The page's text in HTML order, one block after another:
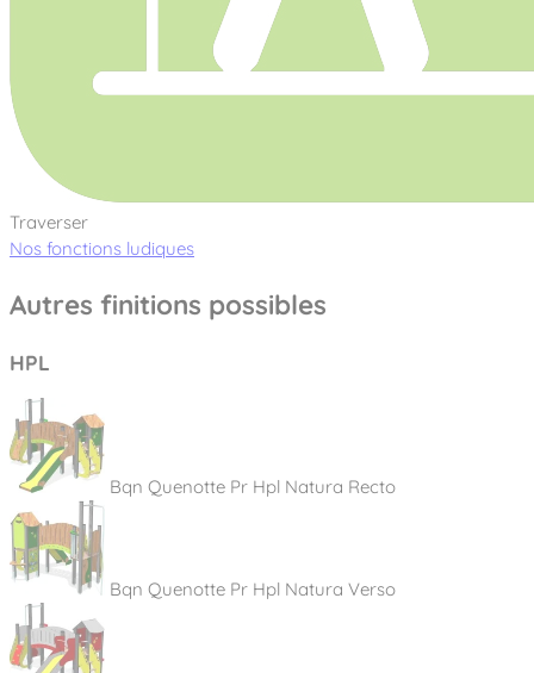
Traverser
Nos fonctions ludiques
Autres finitions possibles
HPL
Bqn Quenotte Pr Hpl Natura Recto
Bqn Quenotte Pr Hpl Natura Verso